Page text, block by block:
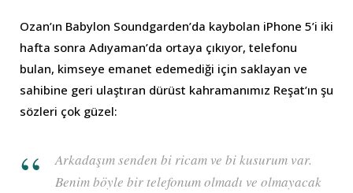
Ozan’ın Babylon Soundgarden’da kaybolan iPhone 5’i iki
hafta sonra Adıyaman’da ortaya çıkıyor, telefonu
bulan, kimseye emanet edemediği için saklayan ve
sahibine geri ulaştıran dürüst kahramanımız Reşat’ın şu
sözleri çok güzel:
Arkadaşım senden bi ricam ve bi kusurum var.
Benim böyle bir telefonum olmadı ve olmayacak